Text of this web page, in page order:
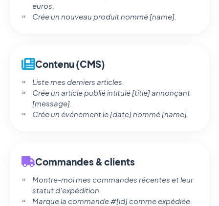
euros.
Crée un nouveau produit nommé [name].
Contenu (CMS)
Liste mes derniers articles.
Crée un article publié intitulé [title] annonçant
[message].
Crée un événement le [date] nommé [name].
Commandes & clients
Montre-moi mes commandes récentes et leur
statut d'expédition.
Marque la commande #[id] comme expédiée.